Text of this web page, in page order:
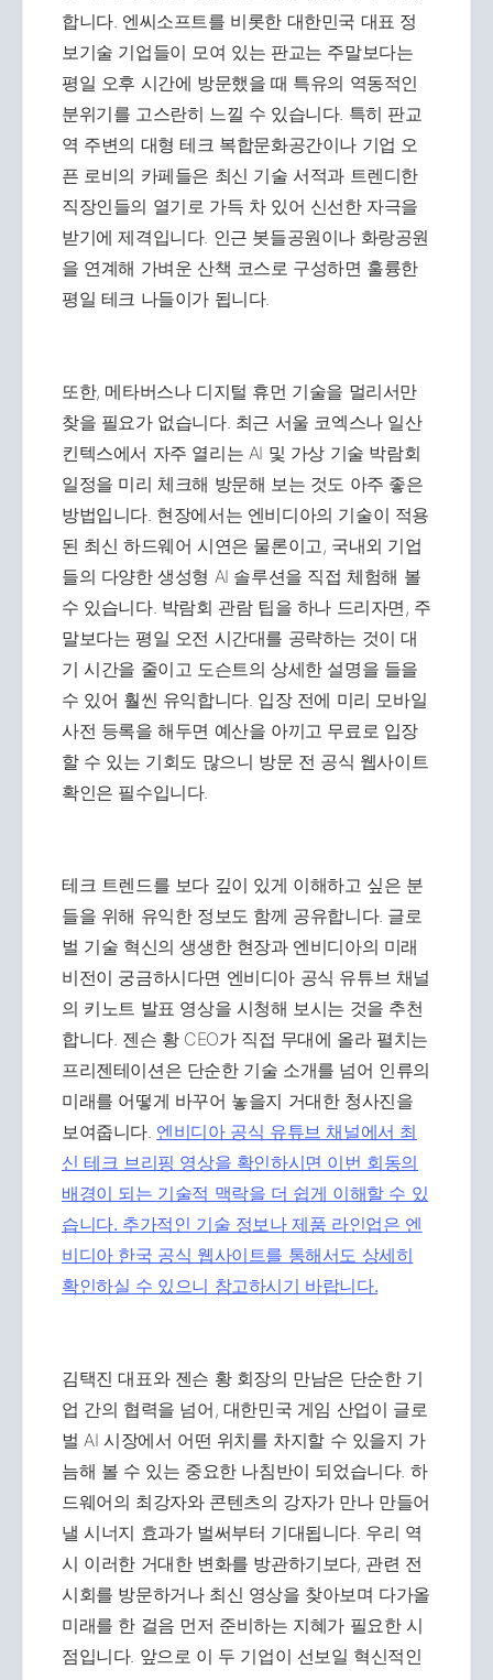
합니다. 엔씨소프트를 비롯한 대한민국 대표 정
보기술 기업들이 모여 있는 판교는 주말보다는
평일 오후 시간에 방문했을 때 특유의 역동적인
분위기를 고스란히 느낄 수 있습니다. 특히 판교
역 주변의 대형 테크 복합문화공간이나 기업 오
픈 로비의 카페들은 최신 기술 서적과 트렌디한
직장인들의 열기로 가득 차 있어 신선한 자극을
받기에 제격입니다. 인근 봇들공원이나 화랑공원
을 연계해 가벼운 산책 코스로 구성하면 훌륭한
평일 테크 나들이가 됩니다.
또한, 메타버스나 디지털 휴먼 기술을 멀리서만
찾을 필요가 없습니다. 최근 서울 코엑스나 일산
킨텍스에서 자주 열리는 AI 및 가상 기술 박람회
일정을 미리 체크해 방문해 보는 것도 아주 좋은
방법입니다. 현장에서는 엔비디아의 기술이 적용
된 최신 하드웨어 시연은 물론이고, 국내외 기업
들의 다양한 생성형 AI 솔루션을 직접 체험해 볼
수 있습니다. 박람회 관람 팁을 하나 드리자면, 주
말보다는 평일 오전 시간대를 공략하는 것이 대
기 시간을 줄이고 도슨트의 상세한 설명을 들을
수 있어 훨씬 유익합니다. 입장 전에 미리 모바일
사전 등록을 해두면 예산을 아끼고 무료로 입장
할 수 있는 기회도 많으니 방문 전 공식 웹사이트
확인은 필수입니다.
테크 트렌드를 보다 깊이 있게 이해하고 싶은 분
들을 위해 유익한 정보도 함께 공유합니다. 글로
벌 기술 혁신의 생생한 현장과 엔비디아의 미래
비전이 궁금하시다면 엔비디아 공식 유튜브 채널
의 키노트 발표 영상을 시청해 보시는 것을 추천
합니다. 젠슨 황 CEO가 직접 무대에 올라 펼치는
프리젠테이션은 단순한 기술 소개를 넘어 인류의
미래를 어떻게 바꾸어 놓을지 거대한 청사진을
보여줍니다. 엔비디아 공식 유튜브 채널에서 최
신 테크 브리핑 영상을 확인하시면 이번 회동의
배경이 되는 기술적 맥락을 더 쉽게 이해할 수 있
습니다. 추가적인 기술 정보나 제품 라인업은 엔
비디아 한국 공식 웹사이트를 통해서도 상세히
확인하실 수 있으니 참고하시기 바랍니다.
김택진 대표와 젠슨 황 회장의 만남은 단순한 기
업 간의 협력을 넘어, 대한민국 게임 산업이 글로
벌 AI 시장에서 어떤 위치를 차지할 수 있을지 가
늠해 볼 수 있는 중요한 나침반이 되었습니다. 하
드웨어의 최강자와 콘텐츠의 강자가 만나 만들어
낼 시너지 효과가 벌써부터 기대됩니다. 우리 역
시 이러한 거대한 변화를 방관하기보다, 관련 전
시회를 방문하거나 최신 영상을 찾아보며 다가올
미래를 한 걸음 먼저 준비하는 지혜가 필요한 시
점입니다. 앞으로 이 두 기업이 선보일 혁신적인